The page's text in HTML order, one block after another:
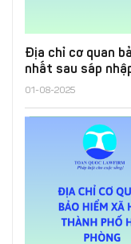
Địa chỉ cơ quan
nhất sau sáp
01-08-2025